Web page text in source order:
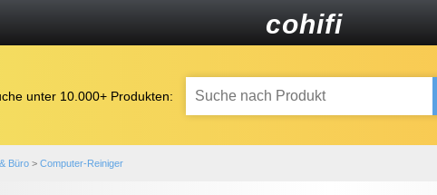
cohifi
unter 10.000+ Produkten:
Büro > Computer-Reiniger